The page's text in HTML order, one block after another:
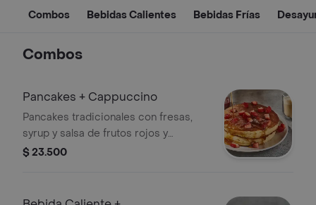
Combos Bebidas Calientes Bebidas Frías
Combos
Pancakes + Cappuccino
Pancakes tradicionales con fresas,
syrup y salsa de frutos rojos y
cappuccino a elección de 9 onzas.
$ 23.500